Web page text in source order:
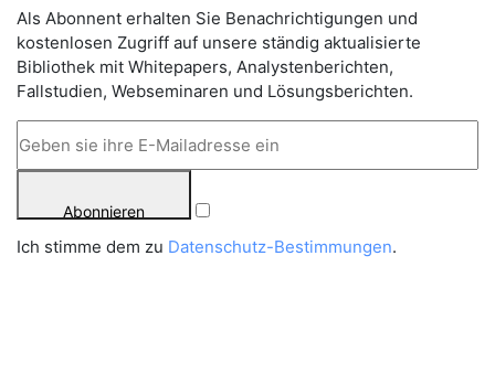
Als Abonnent erhalten Sie Benachrichtigungen und
kostenlosen Zugriff auf unsere ständig aktualisierte
Bibliothek mit Whitepapers, Analystenberichten,
Fallstudien, Webseminaren und Lösungsberichten.
Abonnieren
Ich stimme dem zu Datenschutz-Bestimmungen.